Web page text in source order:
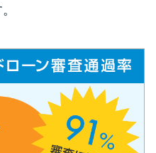
絶対審査通る？借金
を借りるには？年利
をカードローンと比